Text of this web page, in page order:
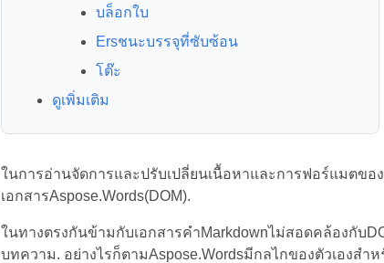
บล็อกใบ
Ersชนะบรรจุที่ซับซ้อน
โต๊ะ
ดูเพิ่มเติม
ในการอ่านจัดการและปรับเปลี่ยนเนื้อหาและการฟอร์แมตขอ
เอกสารAspose.Words(DOM).
ในทางตรงกันข้ามกับเอกสารคำMarkdownไม่สอดคล้องกับ
บทความ. อย่างไรก็ตามAspose.Wordsมีกลไกของตัวเองสำ